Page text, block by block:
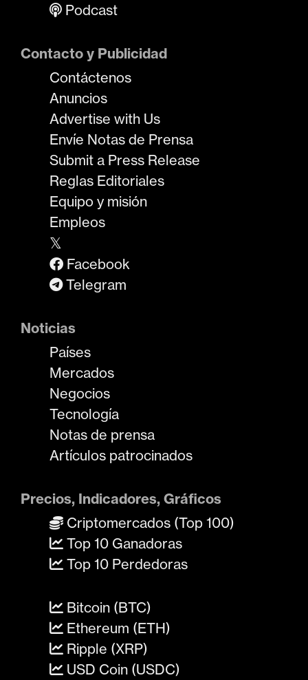
Podcast
Contacto y Publicidad
Contáctenos
Anuncios
Advertise with Us
Envíe Notas de Prensa
Submit a Press Release
Reglas Editoriales
Equipo y misión
Empleos
𝕏
Facebook
Telegram
Noticias
Países
Mercados
Negocios
Tecnología
Notas de prensa
Artículos patrocinados
Precios, Indicadores, Gráficos
Criptomercados (Top 100)
Top 10 Ganadoras
Top 10 Perdedoras
Bitcoin (BTC)
Ethereum (ETH)
Ripple (XRP)
USD Coin (USDC)